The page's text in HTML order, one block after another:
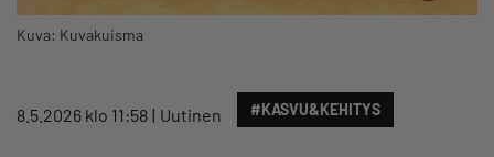
Kuva: Kuvakuisma
8.5.2026 klo 11:58 Uutinen #KASVU&KEHITYS